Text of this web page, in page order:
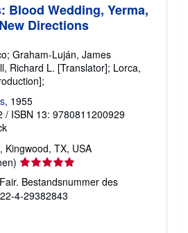
Blood Wedding, Yerma,
Directions
Graham-Luján, James
Richard L. [Translator]; Lorca,
, 1955
/ ISBN 13: 9780811200929
, Kingwood, TX, USA
Verkäuferbewertung
5
von
5
Bestandsnummer des
4-29382843